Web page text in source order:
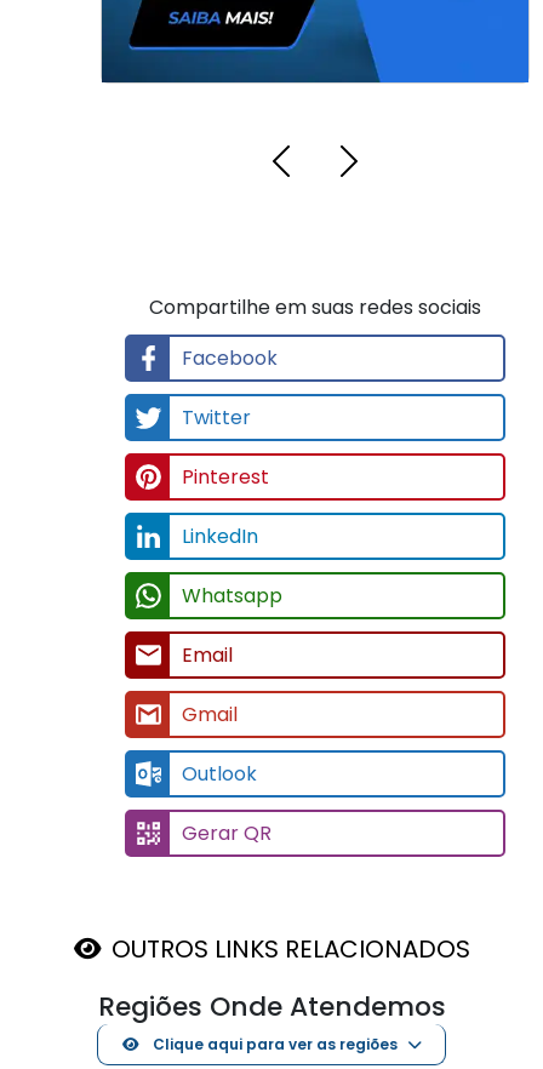
Compartilhe em suas redes sociais
Facebook
Twitter
Pinterest
LinkedIn
Whatsapp
Email
Gmail
Outlook
Gerar QR
OUTROS LINKS RELACIONADOS
Regiões Onde Atendemos
Clique aqui para ver as regiões